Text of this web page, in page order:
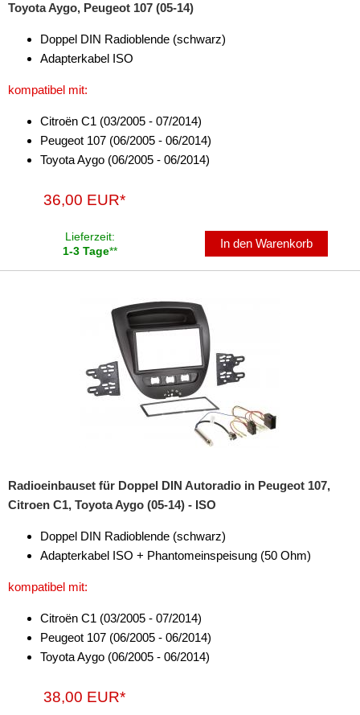
für Jaguar
für Jeep
für Kia
für Lancia
für MAN
für Mercedes-Benz
für Mitsubishi
für Peugeot
für Porsche
für Range Rover
für Saab
für Seat
Toyota Aygo, Peugeot 107 (05-14)
Doppel DIN Radioblende (schwarz)
Adapterkabel ISO
kompatibel mit:
Citroën C1 (03/2005 - 07/2014)
Peugeot 107 (06/2005 - 06/2014)
Toyota Aygo (06/2005 - 06/2014)
36,00 EUR*
Lieferzeit:
1-3 Tage**
In den Warenkorb
Radioeinbauset für Doppel DIN Autoradio in Peugeot 107,
Citroen C1, Toyota Aygo (05-14) - ISO
Doppel DIN Radioblende (schwarz)
Adapterkabel ISO + Phantomeinspeisung (50 Ohm)
kompatibel mit:
Citroën C1 (03/2005 - 07/2014)
Peugeot 107 (06/2005 - 06/2014)
Toyota Aygo (06/2005 - 06/2014)
38,00 EUR*